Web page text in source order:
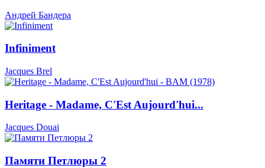
Андрей Бандера
Infiniment
Jacques Brel
Heritage - Madame, C'Est Aujourd'hui...
Jacques Douai
Памяти Петлюры 2